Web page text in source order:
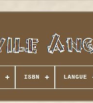
ISBN LANGUE